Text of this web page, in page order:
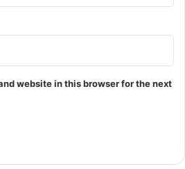
website in this browser for the next